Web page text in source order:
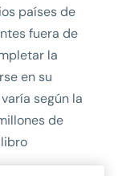
países de
fuera de
la
en su
según la
de